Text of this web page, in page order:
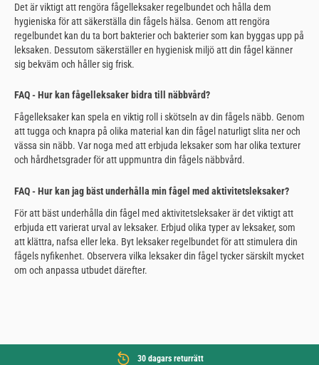
Det är viktigt att rengöra fågelleksaker regelbundet och hålla dem
hygieniska för att säkerställa din fågels hälsa. Genom att rengöra
regelbundet kan du ta bort bakterier och bakterier som kan byggas upp på
leksaken. Dessutom säkerställer en hygienisk miljö att din fågel känner
sig bekväm och håller sig frisk.
FAQ - Hur kan fågelleksaker bidra till näbbvård?
Fågelleksaker kan spela en viktig roll i skötseln av din fågels näbb. Genom
att tugga och knapra på olika material kan din fågel naturligt slita ner och
vässa sin näbb. Var noga med att erbjuda leksaker som har olika texturer
och hårdhetsgrader för att uppmuntra din fågels näbbvård.
FAQ - Hur kan jag bäst underhålla min fågel med aktivitetsleksaker?
För att bäst underhålla din fågel med aktivitetsleksaker är det viktigt att
erbjuda ett varierat urval av leksaker. Erbjud olika typer av leksaker, som
att klättra, nafsa eller leka. Byt leksaker regelbundet för att stimulera din
fågels nyfikenhet. Observera vilka leksaker din fågel tycker särskilt mycket
om och anpassa utbudet därefter.
30 dagars returrätt